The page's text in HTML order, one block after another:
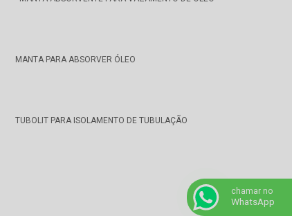
MANTA PARA ABSORVER ÓLEO
TUBOLIT PARA ISOLAMENTO DE TUBULAÇÃO
chamar no
WhatsApp